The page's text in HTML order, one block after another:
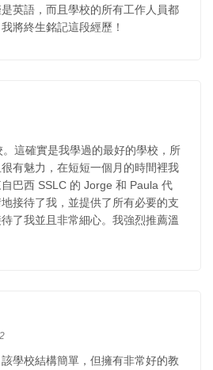
英語，而且學校的所有工作人員都
將終生銘記這段經歷！
這確實是我學過的最好的學校，所
有魅力，在短短一個月的時間裡我
巴西 SSLC 的 Jorge 和 Paula 代
接待了我，並提供了所有必要的支
了我並且非常細心。我強烈推薦溫
學校結構簡單，但擁有非常好的教